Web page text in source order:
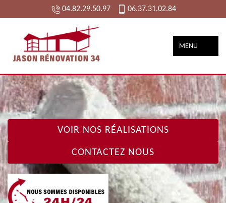
04.82.29.50.97 06.37.31.02.84
MENU
VOIR NOS RÉALISATIONS
CONTACTEZ NOUS